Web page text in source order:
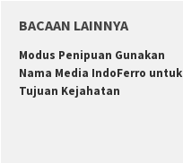
BACAAN LAINNYA
Modus Penipuan Gunakan
Nama Media IndoFerro untuk
Tujuan Kejahatan